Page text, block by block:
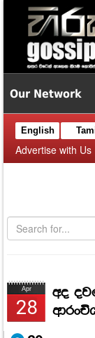
Our Network
English
Advertise with Us
Apr
28
අද